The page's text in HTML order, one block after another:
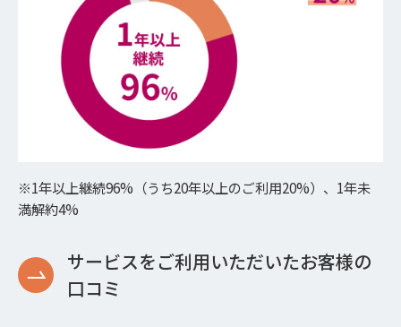
※1年以上継続96%（うち20年以上のご利用20%）、1年未
満解約4%
サービスをご利用いただいたお客様の
口コミ